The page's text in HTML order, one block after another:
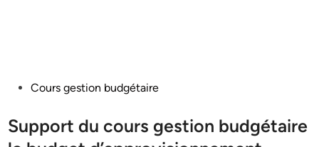
PostedCours gestion budgétaire
Support du cours gestion budgétaire